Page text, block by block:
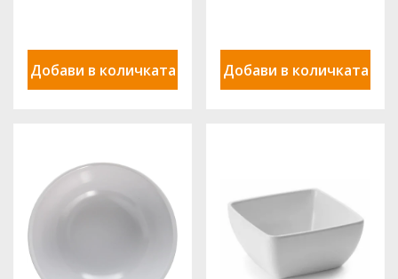
Добави в количката Добави в количката